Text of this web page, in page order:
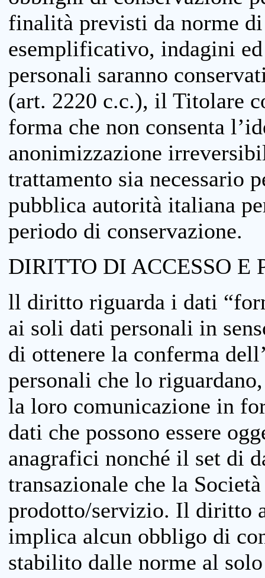
finalità previsti da norme
esemplificativo, indagini
personali saranno
(art. 2220 c.c.), il Titolare
forma che non consenta
anonimizzazione
trattamento sia necessario
pubblica autorità italiana
periodo di conservazione.
DIRITTO DI ACCESSO
ll diritto riguarda i dati
ai soli dati personali in
di ottenere la conferma
personali che lo
la loro comunicazione in
dati che possono essere
anagrafici nonché il set di
transazionale che la
prodotto/servizio. Il diritto
implica alcun obbligo di
stabilito dalle norme al